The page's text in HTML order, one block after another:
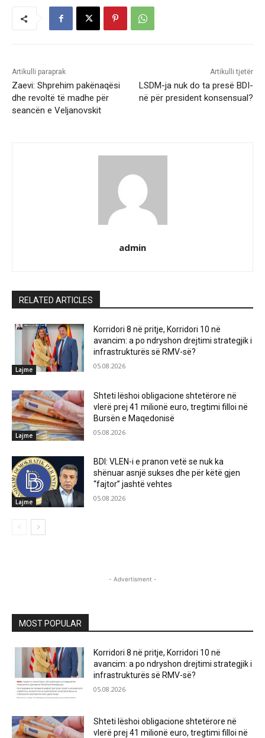
Artikulli paraprak
Zaevi: Shprehim pakënaqësi
dhe revoltë të madhe për
seancën e Veljanovskit
Artikulli tjetër
LSDM-ja nuk do ta presë BDI-
në për president konsensual?
admin
RELATED ARTICLES
Lajme
Korridori 8 në pritje, Korridori 10 në
avancim: a po ndryshon drejtimi strategjik i
infrastrukturës së RMV-së?
05.08.2026
Lajme
Shteti lëshoi obligacione shtetërore në
vlerë prej 41 milionë euro, tregtimi filloi në
Bursën e Maqedonisë
05.08.2026
Lajme
BDI: VLEN-i e pranon vetë se nuk ka
shënuar asnjë sukses dhe për këtë gjen
“fajtor” jashtë vehtes
05.08.2026
- Advertisment -
MOST POPULAR
Korridori 8 në pritje, Korridori 10 në
avancim: a po ndryshon drejtimi strategjik i
infrastrukturës së RMV-së?
05.08.2026
Shteti lëshoi obligacione shtetërore në
vlerë prej 41 milionë euro, tregtimi filloi në